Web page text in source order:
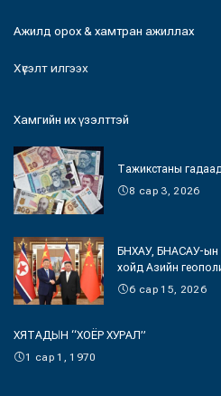
Ажилд орох & хамтран ажиллах
Хүсэлт илгээх
Хамгийн их үзэлттэй
Тажикстаны
8 сар 3, 2026
БНХАУ, БНАСАУ-ын
хойд Азийн
6 сар 15, 2026
ХЯТАДЫН “ХОЁР ХУРАЛ”
1 сар 1, 1970